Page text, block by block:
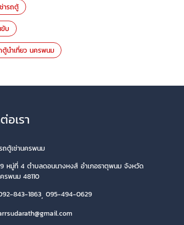
ารถตู้
บ
ตู้นำเที่ยว นครพนม
อเรา
ถตู้เช่านครพนม
หมู่ที่ 4 ตำบลดอนนางหงส์ อำเภอธาตุพนม จังหวัด
รพนม 48110
843-1863, 095-494-0629